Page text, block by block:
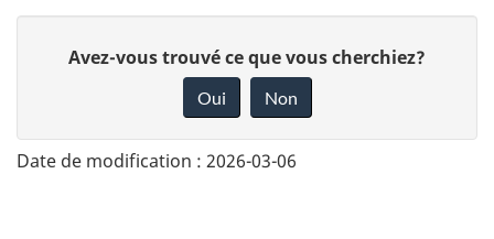
n
Avez-vous trouvé ce que vous cherchiez?
Oui Non
Date de modification : 2026-03-06